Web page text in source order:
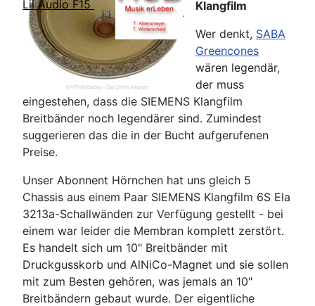
Lii Audio F15
Klangfilm
Wer denkt, SABA
Greencones
wären legendär,
der muss
eingestehen, dass die SIEMENS Klangfilm
Breitbänder noch legendärer sind. Zumindest
suggerieren das die in der Bucht aufgerufenen
Preise.
Unser Abonnent Hörnchen hat uns gleich 5
Chassis aus einem Paar SIEMENS Klangfilm 6S Ela
3213a-Schallwänden zur Verfügung gestellt - bei
einem war leider die Membran komplett zerstört.
Es handelt sich um 10" Breitbänder mit
Druckgusskorb und AlNiCo-Magnet und sie sollen
mit zum Besten gehören, was jemals an 10"
Breitbändern gebaut wurde. Der eigentliche